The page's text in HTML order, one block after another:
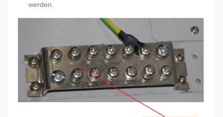
werden.